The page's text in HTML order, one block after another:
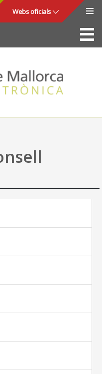
Webs oficials
La Seu
Consell de Mallorca
Accés i seguretat
Utilitats
Ajuda